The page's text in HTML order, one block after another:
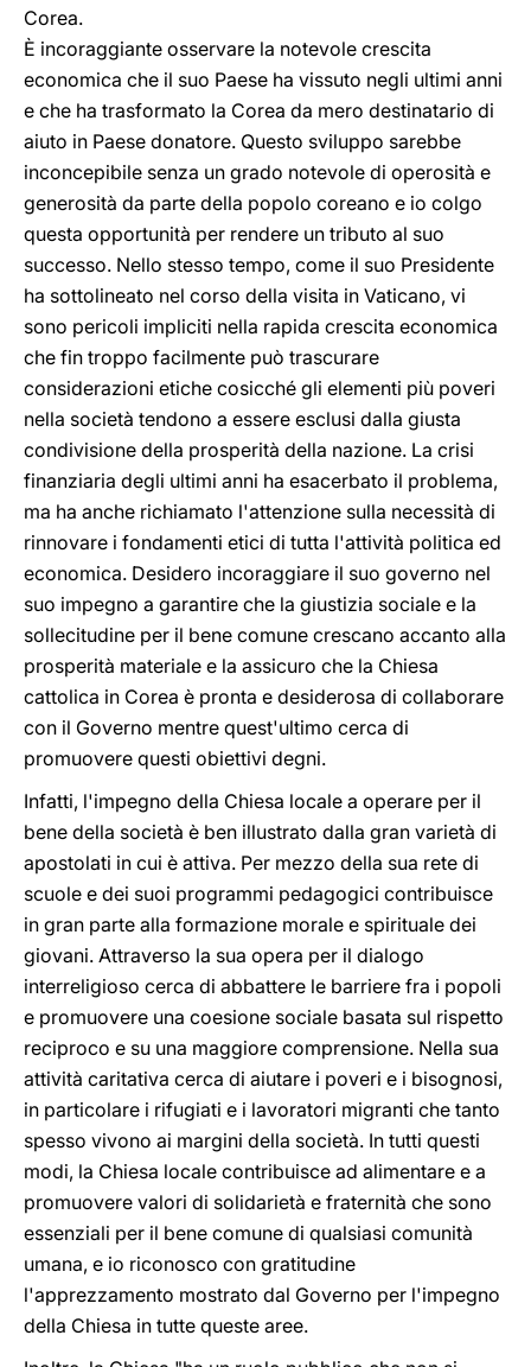
Corea.
È incoraggiante osservare la notevole crescita
economica che il suo Paese ha vissuto negli ultimi anni
e che ha trasformato la Corea da mero destinatario di
aiuto in Paese donatore. Questo sviluppo sarebbe
inconcepibile senza un grado notevole di operosità e
generosità da parte della popolo coreano e io colgo
questa opportunità per rendere un tributo al suo
successo. Nello stesso tempo, come il suo Presidente
ha sottolineato nel corso della visita in Vaticano, vi
sono pericoli impliciti nella rapida crescita economica
che fin troppo facilmente può trascurare
considerazioni etiche cosicché gli elementi più poveri
nella società tendono a essere esclusi dalla giusta
condivisione della prosperità della nazione. La crisi
finanziaria degli ultimi anni ha esacerbato il problema,
ma ha anche richiamato l'attenzione sulla necessità di
rinnovare i fondamenti etici di tutta l'attività politica ed
economica. Desidero incoraggiare il suo governo nel
suo impegno a garantire che la giustizia sociale e la
sollecitudine per il bene comune crescano accanto alla
prosperità materiale e la assicuro che la Chiesa
cattolica in Corea è pronta e desiderosa di collaborare
con il Governo mentre quest'ultimo cerca di
promuovere questi obiettivi degni.
Infatti, l'impegno della Chiesa locale a operare per il
bene della società è ben illustrato dalla gran varietà di
apostolati in cui è attiva. Per mezzo della sua rete di
scuole e dei suoi programmi pedagogici contribuisce
in gran parte alla formazione morale e spirituale dei
giovani. Attraverso la sua opera per il dialogo
interreligioso cerca di abbattere le barriere fra i popoli
e promuovere una coesione sociale basata sul rispetto
reciproco e su una maggiore comprensione. Nella sua
attività caritativa cerca di aiutare i poveri e i bisognosi,
in particolare i rifugiati e i lavoratori migranti che tanto
spesso vivono ai margini della società. In tutti questi
modi, la Chiesa locale contribuisce ad alimentare e a
promuovere valori di solidarietà e fraternità che sono
essenziali per il bene comune di qualsiasi comunità
umana, e io riconosco con gratitudine
l'apprezzamento mostrato dal Governo per l'impegno
della Chiesa in tutte queste aree.